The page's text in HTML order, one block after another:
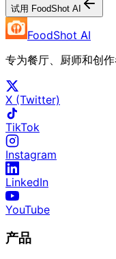
试用 FoodShot AI
FoodShot AI
专为餐厅、厨师和创
X (Twitter)
TikTok
Instagram
LinkedIn
YouTube
产品